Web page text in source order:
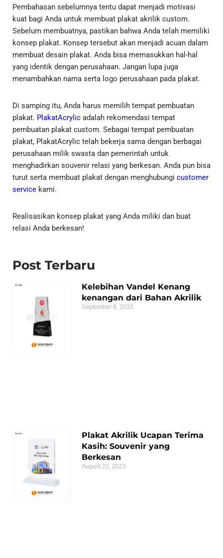
Pembahasan sebelumnya tentu dapat menjadi motivasi
kuat bagi Anda untuk membuat plakat akrilik custom.
Sebelum membuatnya, pastikan bahwa Anda telah memiliki
konsep plakat. Konsep tersebut akan menjadi acuan dalam
membuat desain plakat. Anda bisa memasukkan hal-hal
yang identik dengan perusahaan. Jangan lupa juga
menambahkan nama serta logo perusahaan pada plakat.
Di samping itu, Anda harus memilih tempat pembuatan
plakat. PlakatAcrylic adalah rekomendasi tempat
pembuatan plakat custom. Sebagai tempat pembuatan
plakat, PlakatAcrylic telah bekerja sama dengan berbagai
perusahaan milik swasta dan pemerintah untuk
menghadirkan souvenir relasi yang berkesan. Anda pun bisa
turut serta membuat plakat dengan menghubungi customer
service kami.
Realisasikan konsep plakat yang Anda miliki dan buat
relasi Anda berkesan!
Post Terbaru
Kelebihan Vandel Kenang
kenangan dari Bahan Akrilik
September 8, 2023
Plakat Akrilik Ucapan Terima
Kasih: Souvenir yang
Berkesan
August 22, 2023